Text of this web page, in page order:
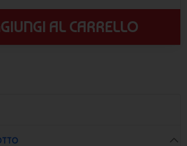
AL CARRELLO